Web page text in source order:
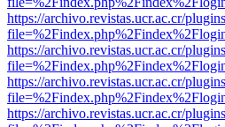
https://archivo.revistas.ucr.ac.cr/
https://archivo.revistas.ucr.ac.cr/
https://archivo.revistas.ucr.ac.cr/
https://archivo.revistas.ucr.ac.cr/